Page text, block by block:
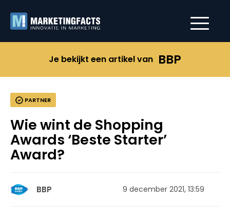
Je bekijkt een artikel van BBP
PARTNER
Wie wint de Shopping
Awards ‘Beste Starter’
Award?
BBP 9 december 2021, 13:59